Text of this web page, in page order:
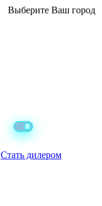
Выберите Ваш город
Стать дилером